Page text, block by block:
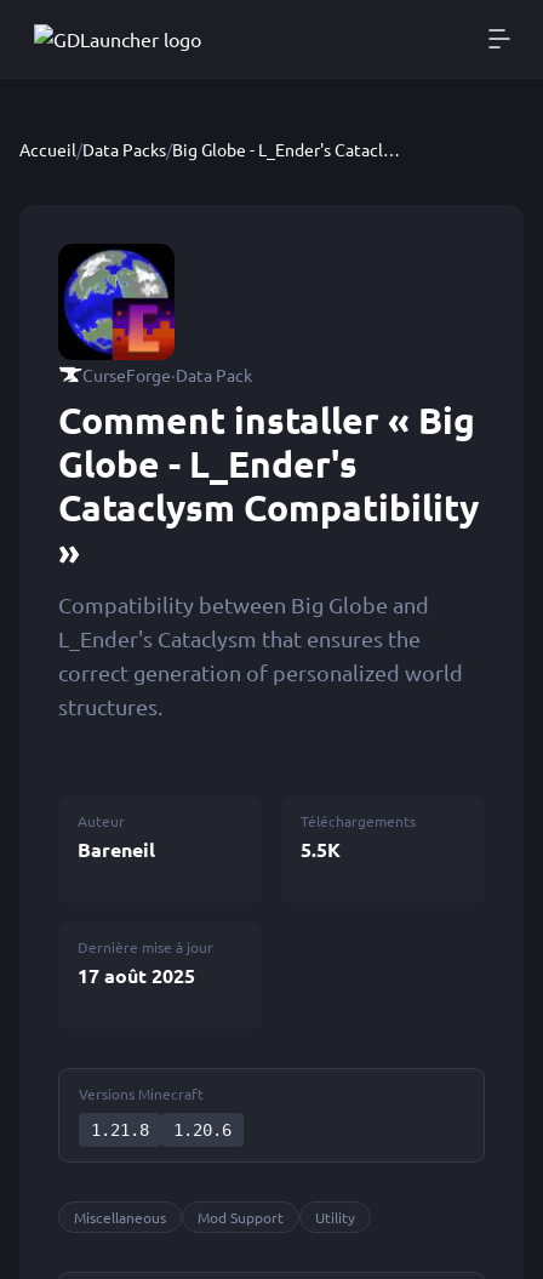
Accueil/Data Packs/ Big Globe - L_Ender's Cataclysm Compatibility
CurseForge·Data Pack
Comment installer « Big
Globe - L_Ender's
Cataclysm Compatibility
»
Compatibility between Big Globe and
L_Ender's Cataclysm that ensures the
correct generation of personalized world
structures.
Auteur
Bareneil
Téléchargements
5.5K
Dernière mise à jour
17 août 2025
Versions Minecraft
1.21.8
1.20.6
Miscellaneous Mod Support Utility